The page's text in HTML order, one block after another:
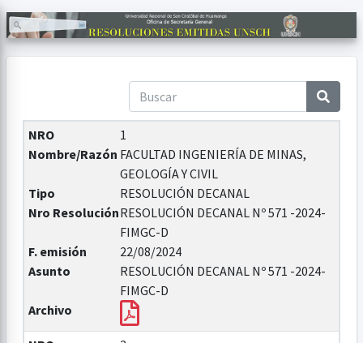
NRO
1
Nombre/Razón FACULTAD INGENIERÍA DE MINAS,
GEOLOGÍA Y CIVIL
Tipo
RESOLUCIÓN DECANAL
Nro ResoluciónRESOLUCIÓN DECANAL Nº 571 -2024-
FIMGC-D
F. emisión
22/08/2024
Asunto
RESOLUCIÓN DECANAL Nº 571 -2024-
FIMGC-D
Archivo